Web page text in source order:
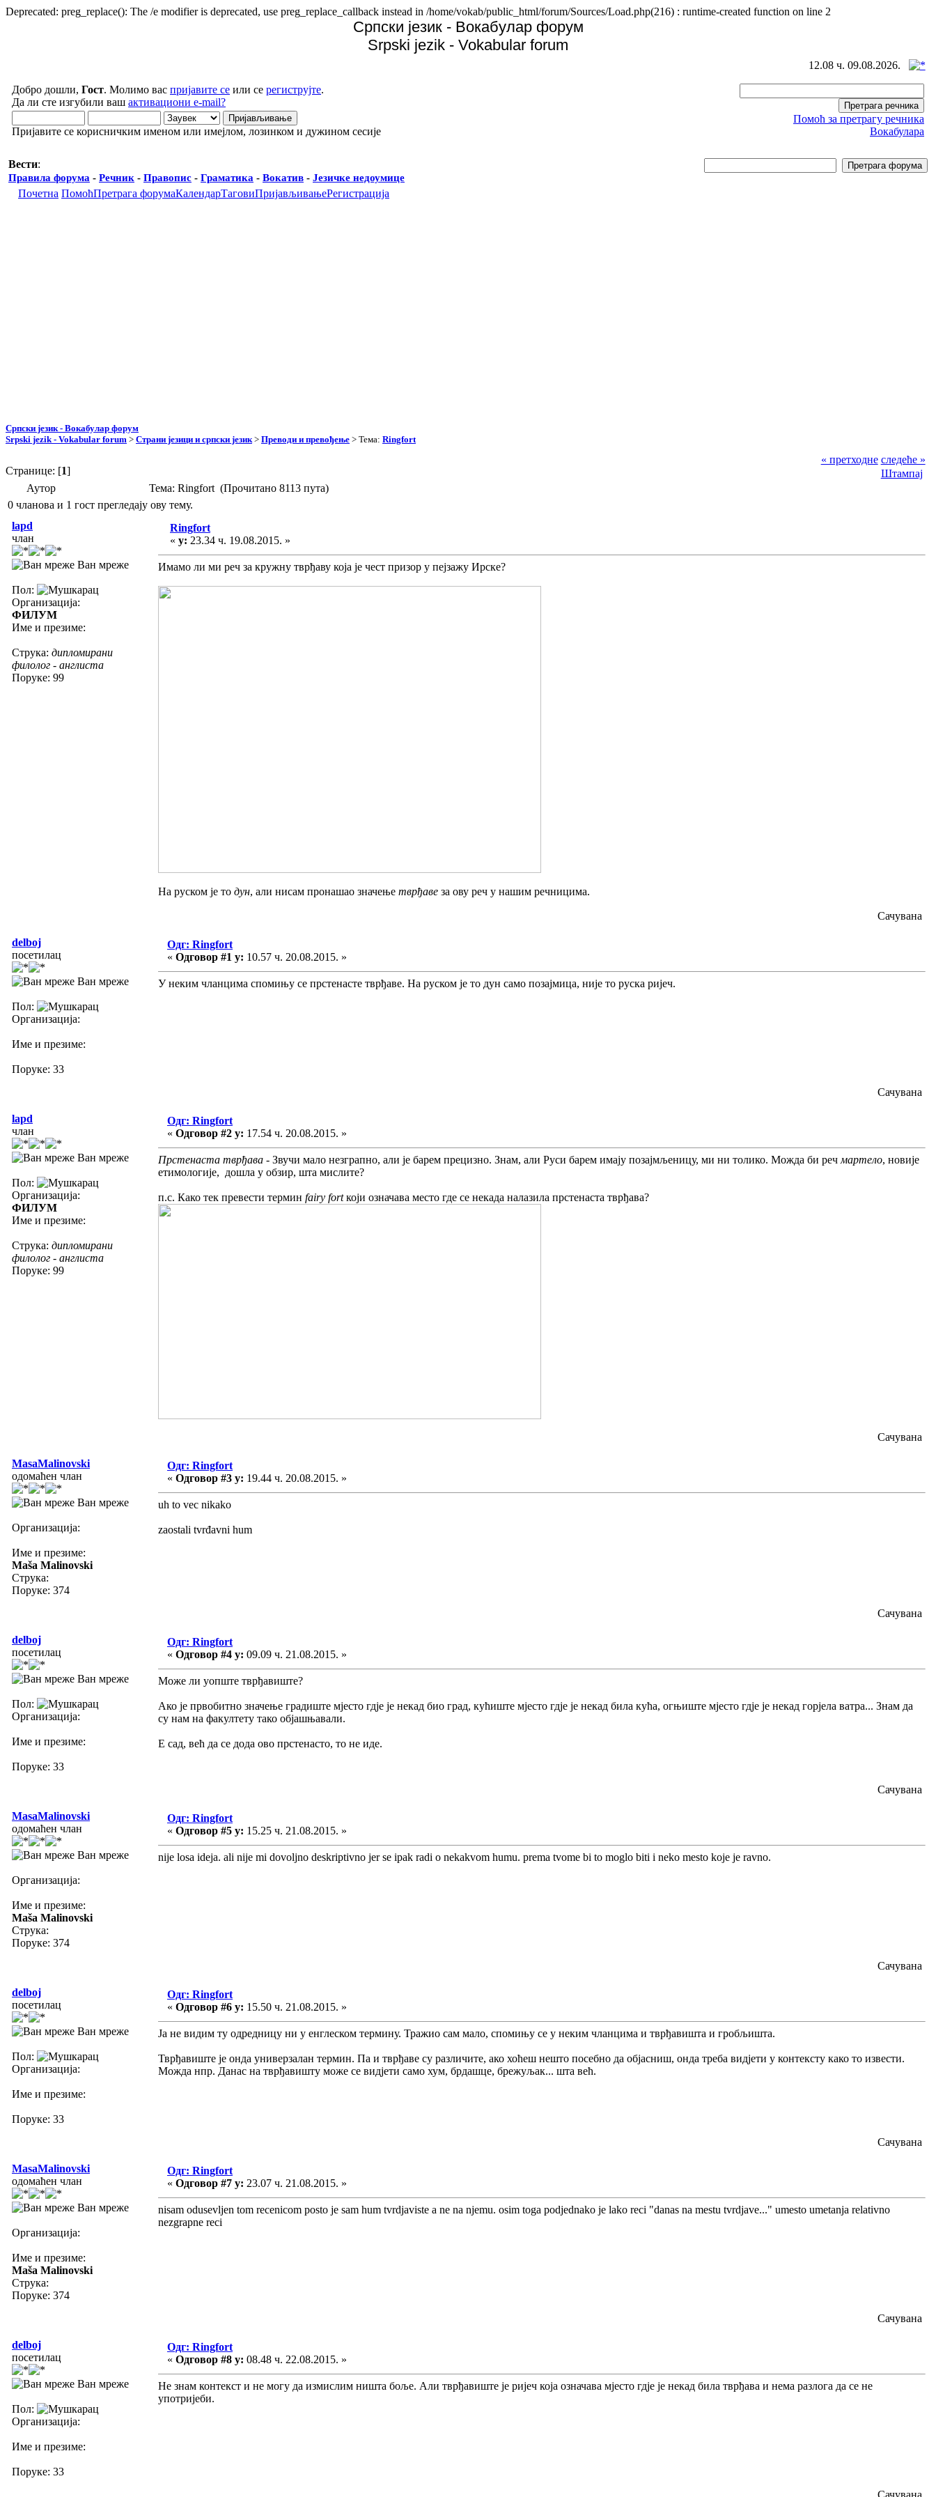
Deprecated: preg_replace(): The /e modifier is deprecated, use preg_replace_callback instead in /home/vokab/public_html/forum/Sources/Load.php(216) : runtime-created function on line 2
Српски језик - Вокабулар форум
Srpski jezik - Vokabular forum
12.08 ч. 09.08.2026.
Добро дошли, Гост. Молимо вас пријавите се или се региструјте.
Да ли сте изгубили ваш активациони e-mail?
Пријавите се корисничким именом или имејлом, лозинком и дужином сесије
Помоћ за претрагу речника
Вокабулара
Вести:
Правила форума - Речник - Правопис - Граматика - Вокатив - Језичке недоумице
Почетна ПомоћПретрага форумаКалендарТаговиПријављивањеРегистрација
Српски језик - Вокабулар форум
Srpski jezik - Vokabular forum > Страни језици и српски језик > Преводи и превођење > Тема: Ringfort
Странице: [1]
« претходне следеће »
Штампај
Аутор
Тема: Ringfort (Прочитано 8113 пута)
0 чланова и 1 гост прегледају ову тему.
lapd
члан
Ван мреже
Пол:
Организација:
ФИЛУМ
Име и презиме:
Струка: дипломирани
филолог - англиста
Поруке: 99
Ringfort
« у: 23.34 ч. 19.08.2015. »
Имамо ли ми реч за кружну тврђаву која је чест призор у пејзажу Ирске?
На руском је то дун, али нисам пронашао значење тврђаве за ову реч у нашим речницима.
Сачувана
delboj
посетилац
Ван мреже
Пол:
Организација:
Име и презиме:
Поруке: 33
Одг: Ringfort
« Одговор #1 у: 10.57 ч. 20.08.2015. »
У неким чланцима спомињу се прстенасте тврђаве. На руском је то дун само позајмица, није то руска ријеч.
Сачувана
lapd
члан
Ван мреже
Пол:
Организација:
ФИЛУМ
Име и презиме:
Струка: дипломирани
филолог - англиста
Поруке: 99
Одг: Ringfort
« Одговор #2 у: 17.54 ч. 20.08.2015. »
Прстенаста тврђава - Звучи мало незграпно, али је барем прецизно. Знам, али Руси барем имају позајмљеницу, ми ни толико. Можда би реч мартело, новије
етимологије, дошла у обзир, шта мислите?
п.с. Како тек превести термин fairy fortкоји означава место где се некада налазила прстенаста тврђава?
Сачувана
MasaMalinovski
одомаћен члан
Ван мреже
Организација:
Име и презиме:
Maša Malinovski
Струка:
Поруке: 374
Одг: Ringfort
« Одговор #3 у: 19.44 ч. 20.08.2015. »
uh to vec nikako
zaostali tvrđavni hum
Сачувана
delboj
посетилац
Ван мреже
Пол:
Организација:
Име и презиме:
Поруке: 33
Одг: Ringfort
« Одговор #4 у: 09.09 ч. 21.08.2015. »
Може ли уопште тврђавиште?
Ако је првобитно значење градиште мјесто гдје је некад био град, кућиште мјесто гдје је некад била кућа, огњиште мјесто гдје је некад горјела ватра... Знам да
су нам на факултету тако објашњавали.
Е сад, већ да се дода ово прстенасто, то не иде.
Сачувана
MasaMalinovski
одомаћен члан
Ван мреже
Организација:
Име и презиме:
Maša Malinovski
Струка:
Поруке: 374
Одг: Ringfort
« Одговор #5 у: 15.25 ч. 21.08.2015. »
nije losa ideja. ali nije mi dovoljno deskriptivno jer se ipak radi o nekakvom humu. prema tvome bi to moglo biti i neko mesto koje je ravno.
Сачувана
delboj
посетилац
Ван мреже
Пол:
Организација:
Име и презиме:
Поруке: 33
Одг: Ringfort
« Одговор #6 у: 15.50 ч. 21.08.2015. »
Ја не видим ту одредницу ни у енглеском термину. Тражио сам мало, спомињу се у неким чланцима и тврђавишта и гробљишта.
Тврђавиште је онда универзалан термин. Па и тврђаве су различите, ако хоћеш нешто посебно да објасниш, онда треба видјети у контексту како то извести.
Можда нпр. Данас на тврђавишту може се видјети само хум, брдашце, брежуљак... шта већ.
Сачувана
MasaMalinovski
одомаћен члан
Ван мреже
Организација:
Име и презиме:
Maša Malinovski
Струка:
Поруке: 374
Одг: Ringfort
« Одговор #7 у: 23.07 ч. 21.08.2015. »
nisam odusevljen tom recenicom posto je sam hum tvrdjaviste a ne na njemu. osim toga podjednako je lako reci "danas na mestu tvrdjave..." umesto umetanja relativno
nezgrapne reci
Сачувана
delboj
посетилац
Ван мреже
Пол:
Организација:
Име и презиме:
Поруке: 33
Одг: Ringfort
« Одговор #8 у: 08.48 ч. 22.08.2015. »
Не знам контекст и не могу да измислим ништа боље. Али тврђавиште је ријеч која означава мјесто гдје је некад била тврђава и нема разлога да се не
употријеби.
Сачувана